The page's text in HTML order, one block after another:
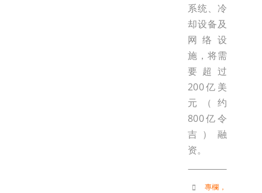
系统、冷
却设备及
网络设
施，将需
要超过
200亿美
元（约
800亿令
吉）融
资。
專欄 ，